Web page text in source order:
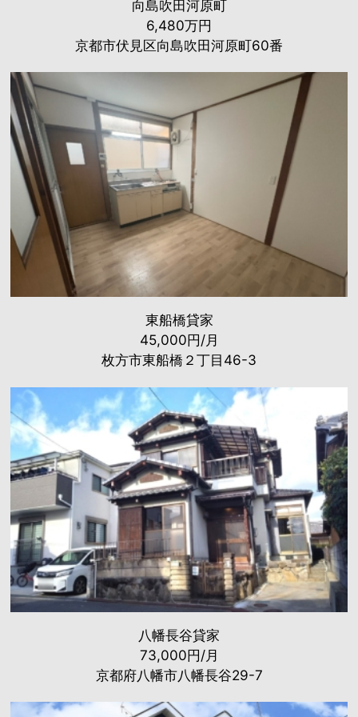
向島吹田河原町
6,480万円
京都市伏見区向島吹田河原町60番
東船橋貸家
45,000円/月
枚方市東船橋２丁目46-3
八幡長谷貸家
73,000円/月
京都府八幡市八幡長谷29-7